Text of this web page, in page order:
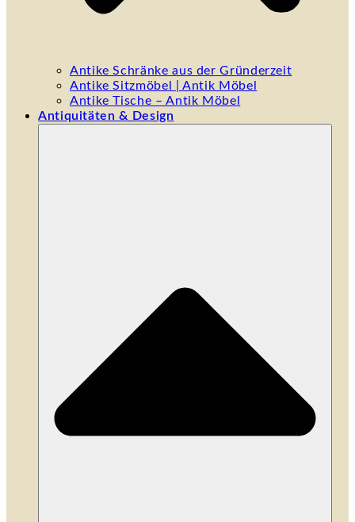
Antike Schränke aus der Gründerzeit
Antike Sitzmöbel | Antik Möbel
Antike Tische – Antik Möbel
Antiquitäten & Design